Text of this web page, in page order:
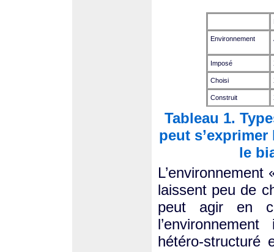
Environnement
Imposé
Choisi
Construit
Tableau 1.
peut
le
laissent peu de
peut agir en
hétéro-structuré